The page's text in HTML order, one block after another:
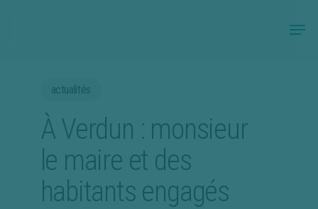
Menu
actualités
À Verdun : monsieur
le maire et des
habitants engagés